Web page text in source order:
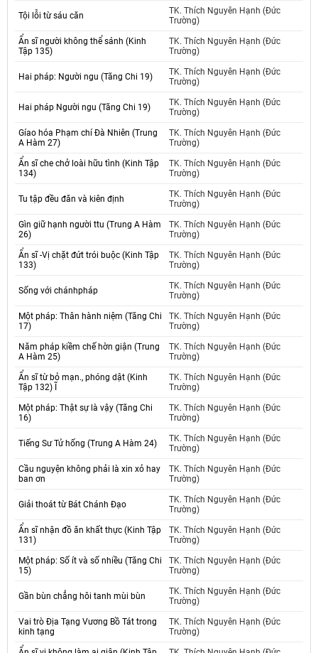
Tội lỗi từ sáu căn
TK. Thích Nguyên Hạnh (Đức
Trường)
Ẩn sĩ người không thể sánh (Kinh
Tập 135)
TK. Thích Nguyên Hạnh (Đức
Trường)
Hai pháp: Người ngu (Tăng Chi 19)
TK. Thích Nguyên Hạnh (Đức
Trường)
Hai pháp Người ngu (Tăng Chi 19)
TK. Thích Nguyên Hạnh (Đức
Trường)
Gíao hóa Phạm chí Đà Nhiên (Trung
A Hàm 27)
TK. Thích Nguyên Hạnh (Đức
Trường)
Ẩn sĩ che chở loài hữu tình (Kinh Tập
134)
TK. Thích Nguyên Hạnh (Đức
Trường)
Tu tập đều đăn và kiên định
TK. Thích Nguyên Hạnh (Đức
Trường)
Gìn giữ hạnh người ttu (Trung A Hàm
26)
TK. Thích Nguyên Hạnh (Đức
Trường)
Ẩn sĩ -Vị chặt đứt trói buộc (Kinh Tập
133)
TK. Thích Nguyên Hạnh (Đức
Trường)
Sống với chánhpháp
TK. Thích Nguyên Hạnh (Đức
Trường)
Một pháp: Thân hành niệm (Tăng Chi
17)
TK. Thích Nguyên Hạnh (Đức
Trường)
Năm pháp kiềm chế hờn giận (Trung
A Hàm 25)
TK. Thích Nguyên Hạnh (Đức
Trường)
Ẩn sĩ từ bỏ mạn., phóng dật (Kinh
Tập 132) Ĩ
TK. Thích Nguyên Hạnh (Đức
Trường)
Một pháp: Thật sự là vậy (Tăng Chi
16)
TK. Thích Nguyên Hạnh (Đức
Trường)
Tiếng Sư Tử hống (Trung A Hàm 24)
TK. Thích Nguyên Hạnh (Đức
Trường)
Cầu nguyện không phải là xin xỏ hay
ban ơn
TK. Thích Nguyên Hạnh (Đức
Trường)
Giải thoát từ Bát Chánh Đạo
TK. Thích Nguyên Hạnh (Đức
Trường)
Ẩn sĩ nhận đồ ăn khất thực (Kinh Tập
131)
TK. Thích Nguyên Hạnh (Đức
Trường)
Một pháp: Số ít và số nhiều (Tăng Chi
15)
TK. Thích Nguyên Hạnh (Đức
Trường)
Gần bùn chẳng hôi tanh mùi bùn
TK. Thích Nguyên Hạnh (Đức
Trường)
Vai trò Địa Tạng Vương Bồ Tát trong
kinh tạng
TK. Thích Nguyên Hạnh (Đức
Trường)